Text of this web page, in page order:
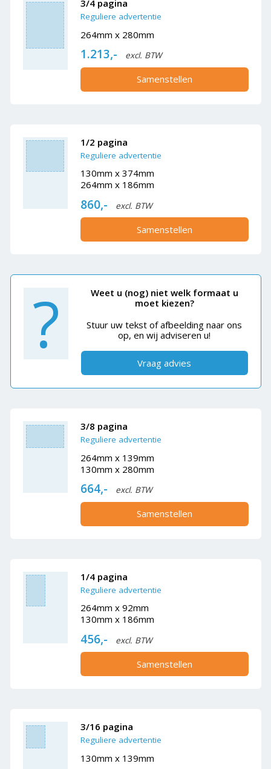
3/4 pagina
Reguliere advertentie
264mm x 280mm
1.213,- excl. BTW
Samenstellen
1/2 pagina
Reguliere advertentie
130mm x 374mm
264mm x 186mm
860,- excl. BTW
Samenstellen
?
Weet u (nog) niet welk formaat u
moet kiezen?
Stuur uw tekst of afbeelding naar ons
op, en wij adviseren u!
Vraag advies
3/8 pagina
Reguliere advertentie
264mm x 139mm
130mm x 280mm
664,- excl. BTW
Samenstellen
1/4 pagina
Reguliere advertentie
264mm x 92mm
130mm x 186mm
456,- excl. BTW
Samenstellen
3/16 pagina
Reguliere advertentie
130mm x 139mm